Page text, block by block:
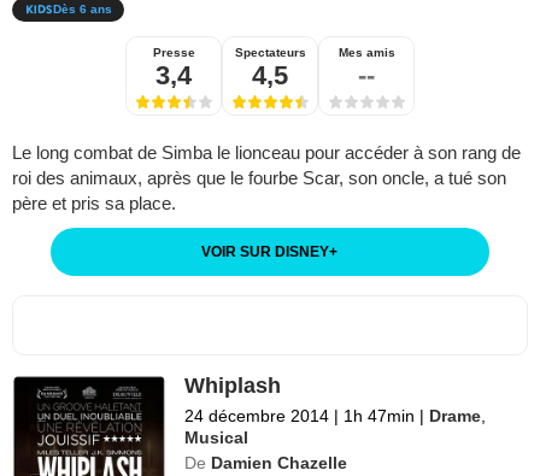
Dès 6 ans
Presse
3,4
Spectateurs
4,5
Mes amis
--
Le long combat de Simba le lionceau pour accéder à son rang de
roi des animaux, après que le fourbe Scar, son oncle, a tué son
père et pris sa place.
VOIR SUR DISNEY+
Whiplash
24 décembre 2014 | 1h 47min | Drame
Musical
De Damien Chazelle